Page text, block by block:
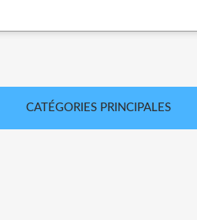
CATÉGORIES PRINCIPALES